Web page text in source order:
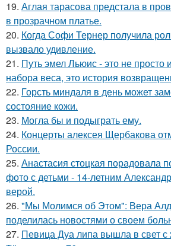
19. Аглая тарасова предстала в
в прозрачном платье.
20. Когда Софи Тернер получила
вызвало удивление.
21. Путь эмел Льюис - это не просто
набора веса, это история
22. Горсть миндаля в день может
состояние кожи.
23. Могла бы и подыграть ему.
24. Концерты алексея Щербакова
России.
25. Анастасия стоцкая порадовала
фото с детьми - 14-летним
верой.
26. "Мы Молимся об Этом": Вера
поделилась новостями о своем
27. Певица Дуа липа вышла в свет